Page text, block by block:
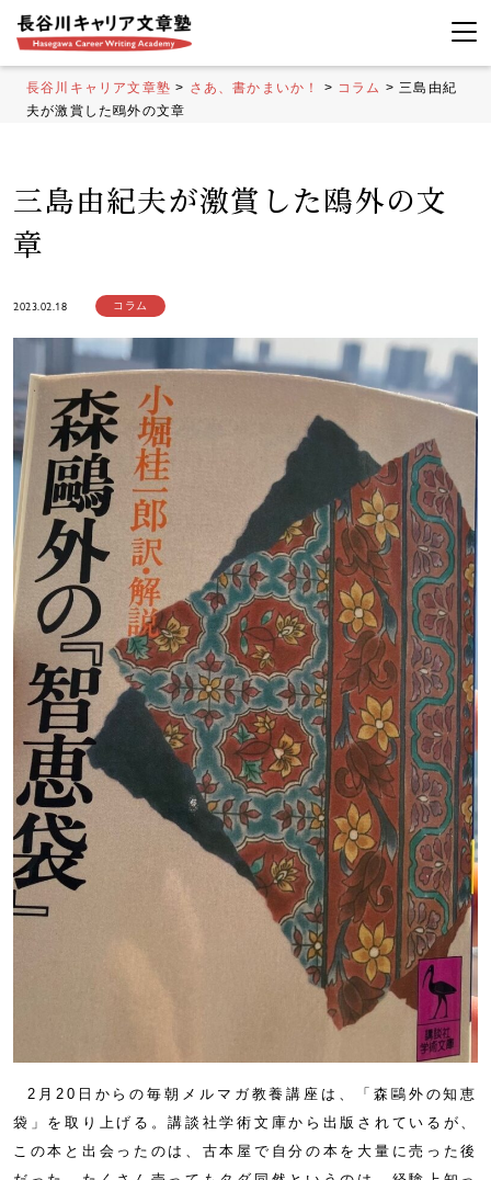
長谷川キャリア文章塾 > さあ、書かまいか！ > コラム >三島由紀
夫が激賞した鴎外の文章
三島由紀夫が激賞した鴎外の文
章
2023.02.18 コラム
2月20日からの毎朝メルマガ教養講座は、「森鷗外の知恵
袋」を取り上げる。講談社学術文庫から出版されているが、
この本と出会ったのは、古本屋で自分の本を大量に売った後